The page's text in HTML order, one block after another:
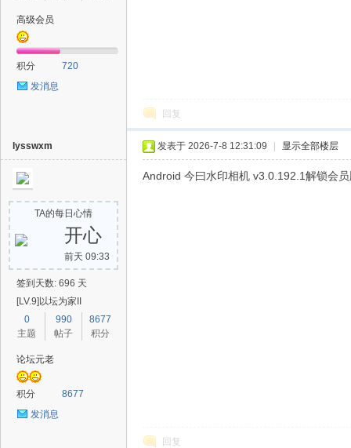
高级会员
积分
720
发消息
回复
lysswxm
TA的每日心情
开心
前天 09:33
签到天数: 696 天
[LV.9]以坛为家II
0
主题
990
帖子
8677
积分
论坛元老
积分
8677
发消息
发表于 2026-7-8 12:31:09 显示全部楼层
Android 今曰水印相机 v3.0.192.1解锁会
回复